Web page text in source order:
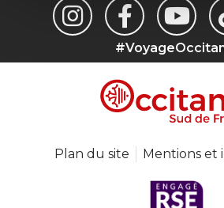
Plan du site Mentions et